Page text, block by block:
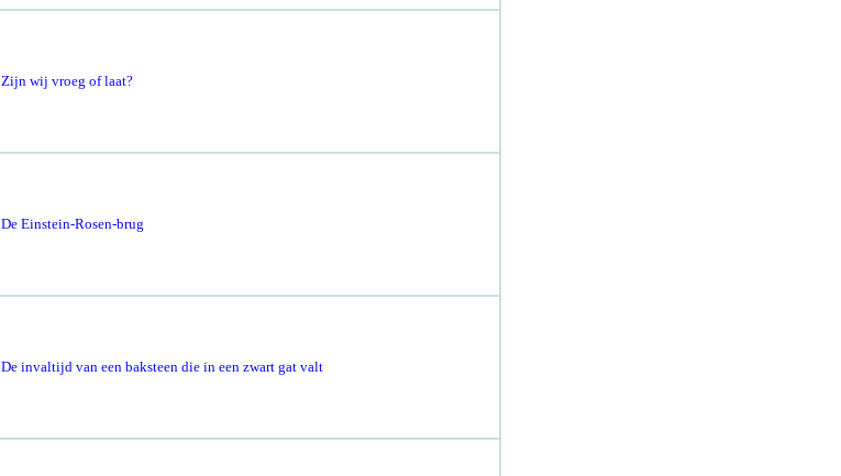
Zijn wij vroeg of laat?
De Einstein-Rosen-brug
De invaltijd van een baksteen die in een zwart gat valt